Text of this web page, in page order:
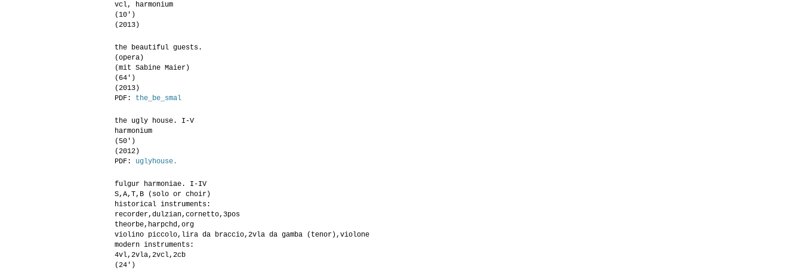
vcl, harmonium
(10′)
(2013)
the beautiful guests.
(opera)
(mit Sabine Maier)
(64′)
(2013)
PDF: the_be_smal
the ugly house. I-V
harmonium
(50′)
(2012)
PDF: uglyhouse.
fulgur harmoniae. I-IV
S,A,T,B (solo or choir)
historical instruments:
recorder,dulzian,cornetto,3pos
theorbe,harpchd,org
violino piccolo,lira da braccio,2vla da gamba (tenor),violone
modern instruments:
4vl,2vla,2vcl,2cb
(24′)